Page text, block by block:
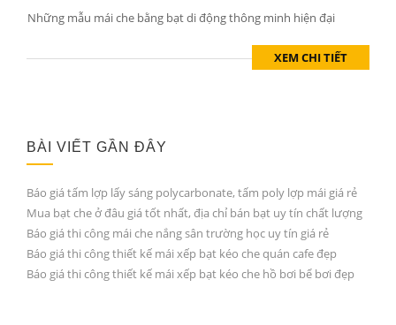
Những mẫu mái che bằng bạt di động thông minh hiện đại
XEM CHI TIẾT
BÀI VIẾT GẦN ĐÂY
Báo giá tấm lợp lấy sáng polycarbonate, tấm poly lợp mái giá rẻ
Mua bạt che ở đâu giá tốt nhất, địa chỉ bán bạt uy tín chất lượng
Báo giá thi công mái che nắng sân trường học uy tín giá rẻ
Báo giá thi công thiết kế mái xếp bạt kéo che quán cafe đẹp
Báo giá thi công thiết kế mái xếp bạt kéo che hồ bơi bể bơi đẹp